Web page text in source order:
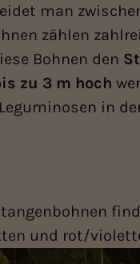
man
zählen
Bohnen den
zu 3 m hoch
in
und rot/